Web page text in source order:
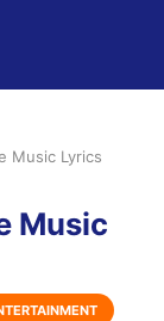
Music Lyrics
Music